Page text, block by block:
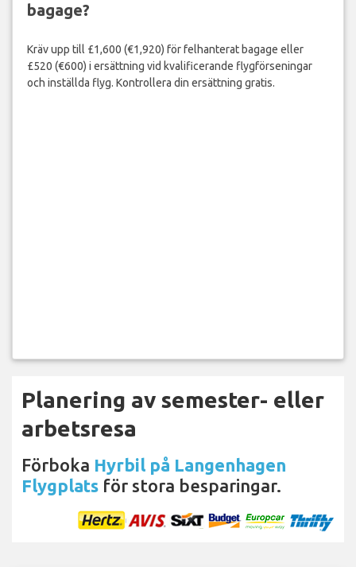
bagage?
Kräv upp till £1,600 (€1,920) för felhanterat bagage eller
£520 (€600) i ersättning vid kvalificerande flygförseningar
och inställda flyg. Kontrollera din ersättning gratis.
Planering av semester- eller
arbetsresa
Förboka Hyrbil på Langenhagen
Flygplats för stora besparingar.